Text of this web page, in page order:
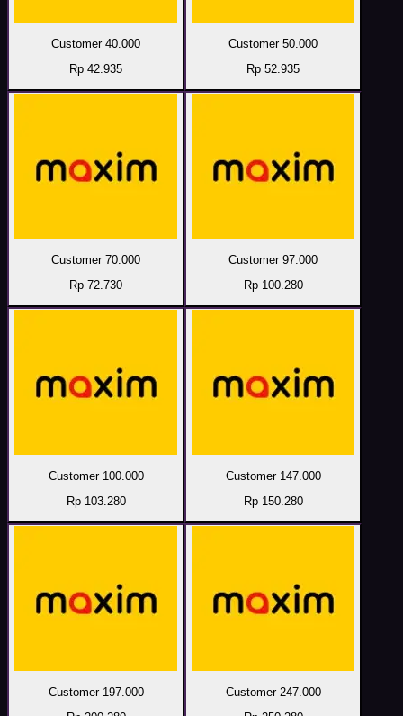
Customer 40.000
Rp 42.935
Customer 50.000
Rp 52.935
Customer 70.000
Rp 72.730
Customer 97.000
Rp 100.280
Customer 100.000
Rp 103.280
Customer 147.000
Rp 150.280
Customer 197.000
Customer 247.000